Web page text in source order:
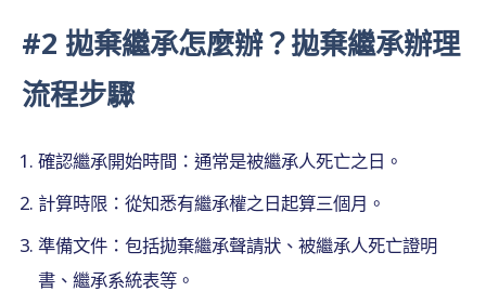
#2 拋棄繼承怎麼辦？拋棄繼承辦理
流程步驟
確認繼承開始時間：通常是被繼承人死亡之日。
計算時限：從知悉有繼承權之日起算三個月。
準備文件：包括拋棄繼承聲請狀、被繼承人死亡證明
書、繼承系統表等。